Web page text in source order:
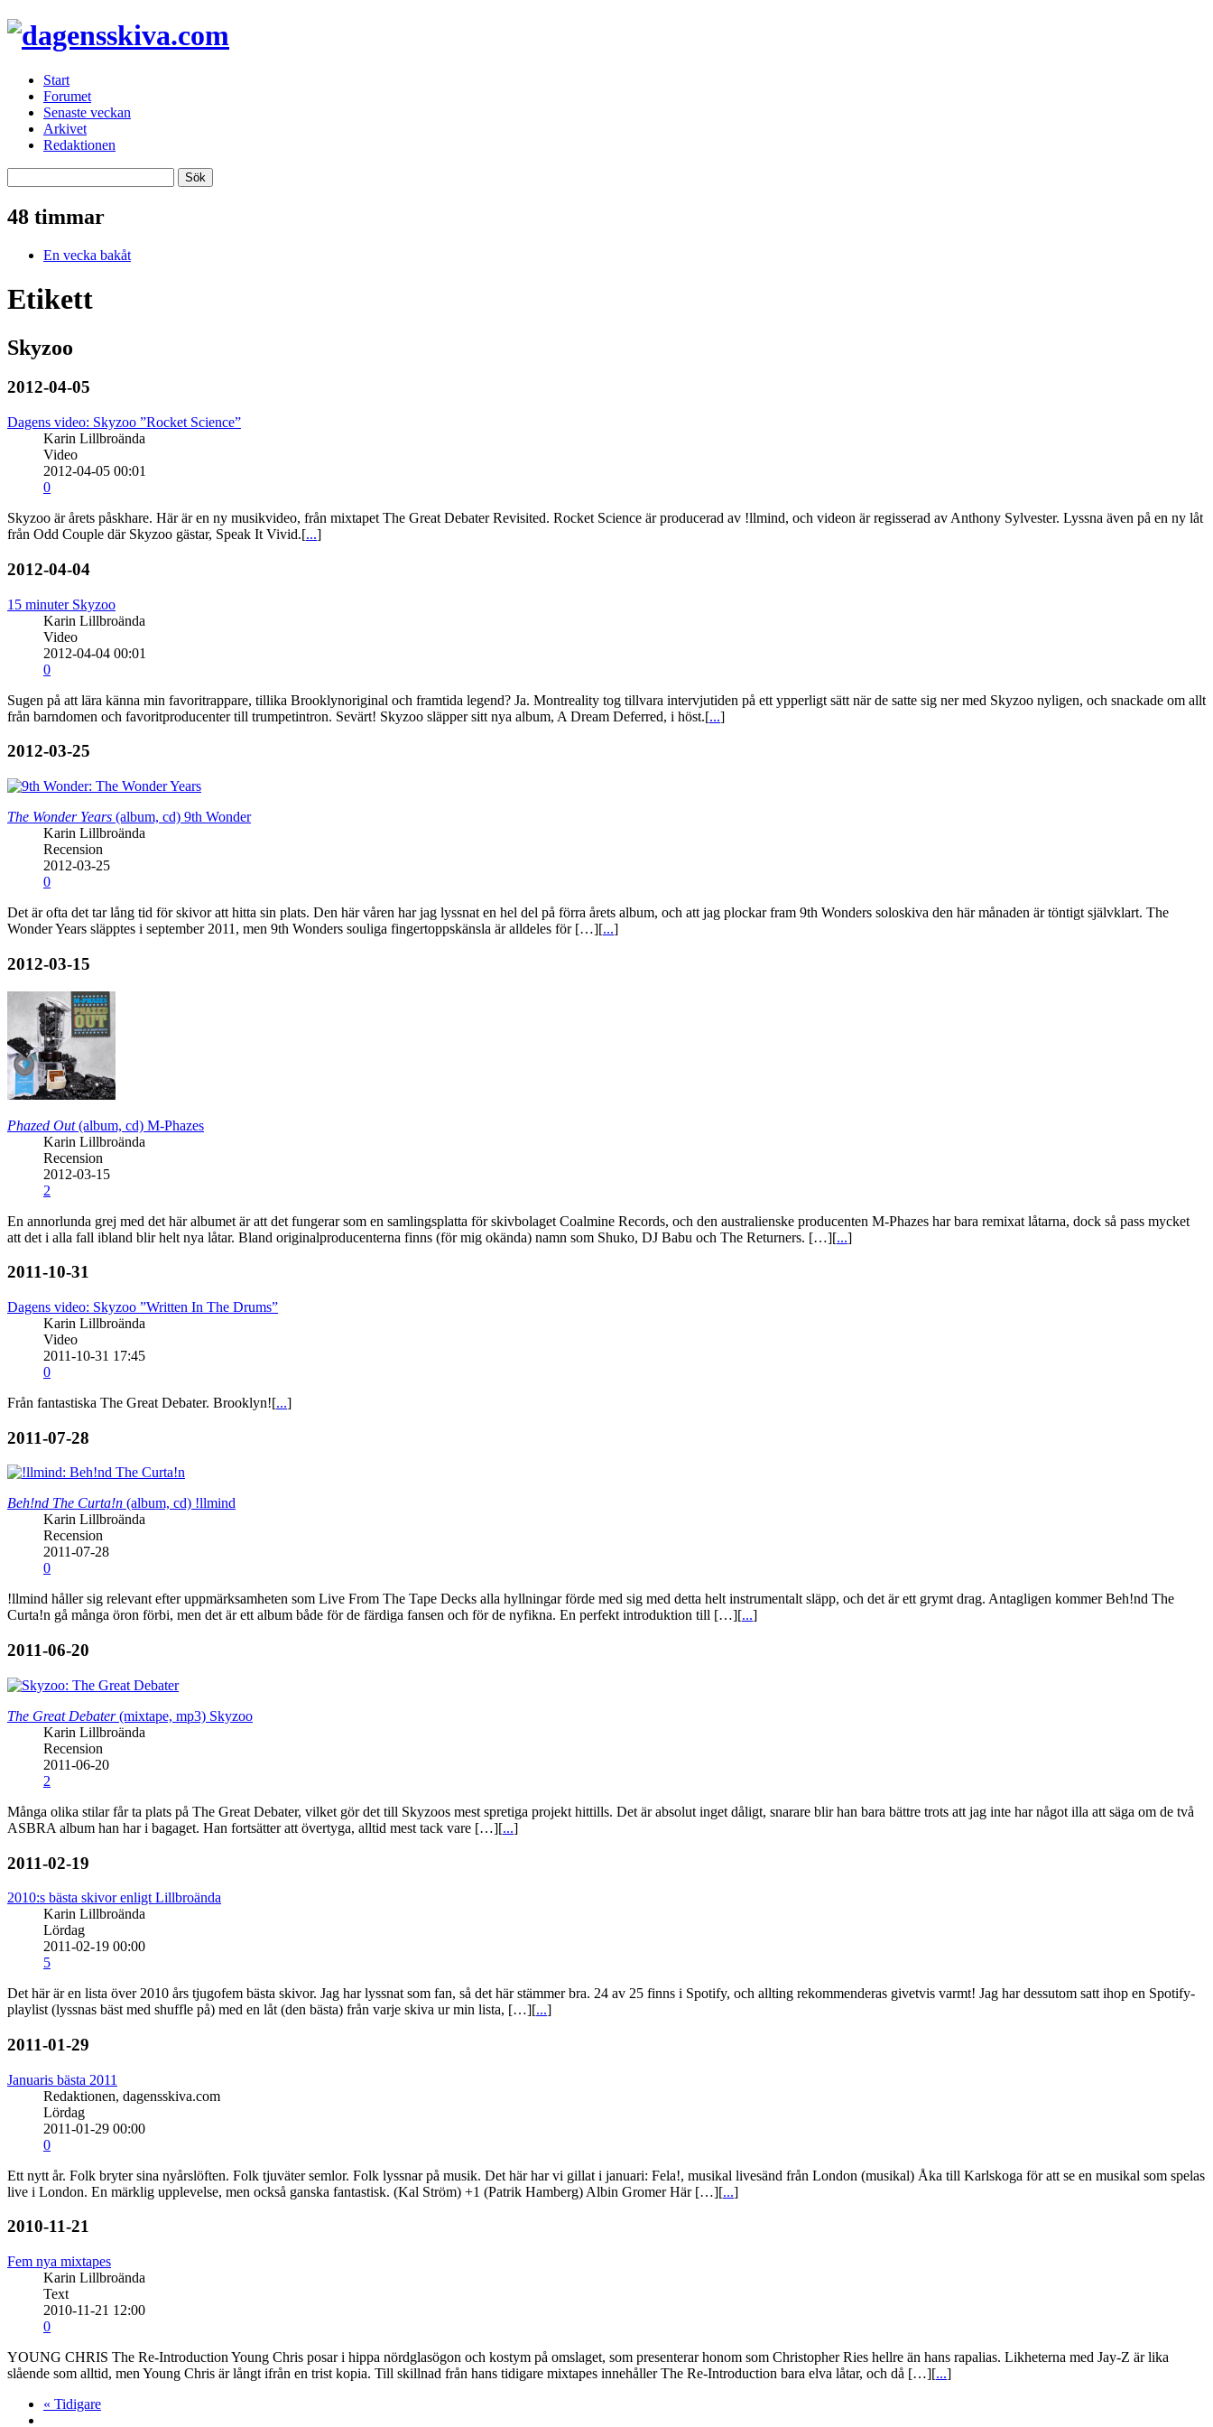
Start
Forumet
Senaste veckan
Arkivet
Redaktionen
48 timmar
En vecka bakåt
Etikett
Skyzoo
2012-04-05
Dagens video: Skyzoo ”Rocket Science”
Karin Lillbroända
Video
2012-04-05 00:01
0
Skyzoo är årets påskhare. Här är en ny musikvideo, från mixtapet The Great Debater Revisited. Rocket Science är producerad av !llmind, och videon är regisserad av Anthony Sylvester. Lyssna även på en ny låt
från Odd Couple där Skyzoo gästar, Speak It Vivid.[...]
2012-04-04
15 minuter Skyzoo
Karin Lillbroända
Video
2012-04-04 00:01
0
Sugen på att lära känna min favoritrappare, tillika Brooklynoriginal och framtida legend? Ja. Montreality tog tillvara intervjutiden på ett ypperligt sätt när de satte sig ner med Skyzoo nyligen, och snackade om allt
från barndomen och favoritproducenter till trumpetintron. Sevärt! Skyzoo släpper sitt nya album, A Dream Deferred, i höst.[...]
2012-03-25
The Wonder Years (album, cd) 9th Wonder
Karin Lillbroända
Recension
2012-03-25
0
Det är ofta det tar lång tid för skivor att hitta sin plats. Den här våren har jag lyssnat en hel del på förra årets album, och att jag plockar fram 9th Wonders soloskiva den här månaden är töntigt självklart. The
Wonder Years släpptes i september 2011, men 9th Wonders souliga fingertoppskänsla är alldeles för […][...]
2012-03-15
Phazed Out(album, cd) M-Phazes
Karin Lillbroända
Recension
2012-03-15
2
En annorlunda grej med det här albumet är att det fungerar som en samlingsplatta för skivbolaget Coalmine Records, och den australienske producenten M-Phazes har bara remixat låtarna, dock så pass mycket
att det i alla fall ibland blir helt nya låtar. Bland originalproducenterna finns (för mig okända) namn som Shuko, DJ Babu och The Returners. […][...]
2011-10-31
Dagens video: Skyzoo ”Written In The Drums”
Karin Lillbroända
Video
2011-10-31 17:45
0
Från fantastiska The Great Debater. Brooklyn![...]
2011-07-28
Beh!nd The Curta!n (album, cd) !llmind
Karin Lillbroända
Recension
2011-07-28
0
!llmind håller sig relevant efter uppmärksamheten som Live From The Tape Decks alla hyllningar förde med sig med detta helt instrumentalt släpp, och det är ett grymt drag. Antagligen kommer Beh!nd The
Curta!n gå många öron förbi, men det är ett album både för de färdiga fansen och för de nyfikna. En perfekt introduktion till […][...]
2011-06-20
The Great Debater(mixtape, mp3) Skyzoo
Karin Lillbroända
Recension
2011-06-20
2
Många olika stilar får ta plats på The Great Debater, vilket gör det till Skyzoos mest spretiga projekt hittills. Det är absolut inget dåligt, snarare blir han bara bättre trots att jag inte har något illa att säga om de två
ASBRA album han har i bagaget. Han fortsätter att övertyga, alltid mest tack vare […][...]
2011-02-19
2010:s bästa skivor enligt Lillbroända
Karin Lillbroända
Lördag
2011-02-19 00:00
5
Det här är en lista över 2010 års tjugofem bästa skivor. Jag har lyssnat som fan, så det här stämmer bra. 24 av 25 finns i Spotify, och allting rekommenderas givetvis varmt! Jag har dessutom satt ihop en Spotify-
playlist (lyssnas bäst med shuffle på) med en låt (den bästa) från varje skiva ur min lista, […][...]
2011-01-29
Januaris bästa 2011
Redaktionen, dagensskiva.com
Lördag
2011-01-29 00:00
0
Ett nytt år. Folk bryter sina nyårslöften. Folk tjuväter semlor. Folk lyssnar på musik. Det här har vi gillat i januari: Fela!, musikal livesänd från London (musikal) Åka till Karlskoga för att se en musikal som spelas
live i London. En märklig upplevelse, men också ganska fantastisk. (Kal Ström) +1 (Patrik Hamberg) Albin Gromer Här […][...]
2010-11-21
Fem nya mixtapes
Karin Lillbroända
Text
2010-11-21 12:00
0
YOUNG CHRIS The Re-Introduction Young Chris posar i hippa nördglasögon och kostym på omslaget, som presenterar honom som Christopher Ries hellre än hans rapalias. Likheterna med Jay-Z är lika
slående som alltid, men Young Chris är långt ifrån en trist kopia. Till skillnad från hans tidigare mixtapes innehåller The Re-Introduction bara elva låtar, och då […][...]
« Tidigare